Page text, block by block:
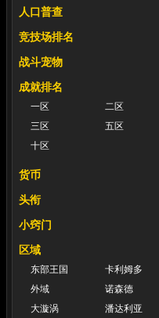
人口普查
竞技场排名
战斗宠物
成就排名
一区
二区
三区
五区
十区
货币
头衔
小窍门
区域
东部王国
卡利姆多
外域
诺森德
大漩涡
潘达利亚